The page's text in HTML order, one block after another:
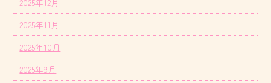
2025年11月
2025年10月
2025年9月